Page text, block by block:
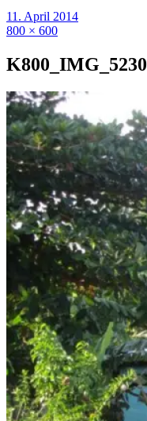
11. April 2014
800 × 600
K800_IMG_5230